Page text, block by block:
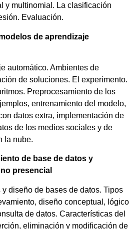
y multinomial. La clasificación
Evaluación.
de aprendizaje
automático. Ambientes de
de soluciones. El experimento.
Preprocesamiento de los
entrenamiento del modelo,
datos extra, implementación de
de los medios sociales y de
la nube.
de base de datos y
presencial
diseño de bases de datos. Tipos
diseño conceptual, lógico
de datos. Características del
eliminación y modificación de